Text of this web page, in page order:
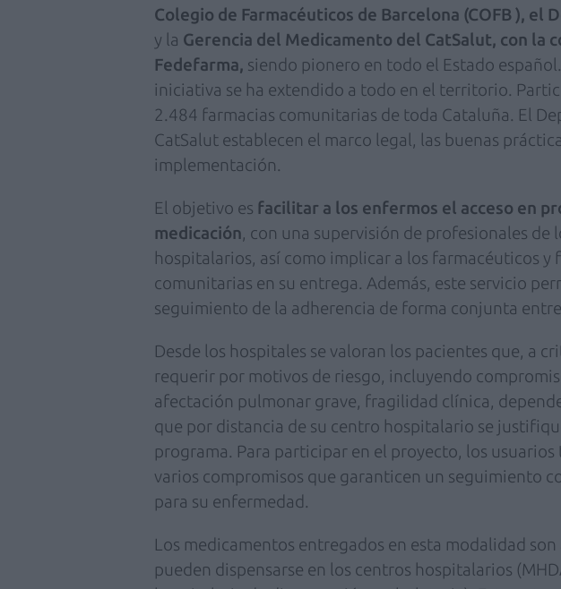
Colegio de Farmacéuticos de Barcelona (COFB ), el
y la Gerencia del Medicamento del CatSalut, con la
Fedefarma, siendo pionero en todo el Estado
iniciativa se ha extendido a todo en el territorio.
2.484 farmacias comunitarias de toda Cataluña. El
CatSalut establecen el marco legal, las buenas
implementación.
El objetivo es facilitar a los enfermos el acceso en
medicación, con una supervisión de profesionales de
hospitalarios, así como implicar a los farmacéuticos y
comunitarias en su entrega. Además, este servicio
seguimiento de la adherencia de forma conjunta
Desde los hospitales se valoran los pacientes que, a
requerir por motivos de riesgo, incluyendo
afectación pulmonar grave, fragilidad clínica,
que por distancia de su centro hospitalario se
programa. Para participar en el proyecto, los
varios compromisos que garanticen un seguimiento
para su enfermedad.
Los medicamentos entregados en esta modalidad
pueden dispensarse en los centros hospitalarios